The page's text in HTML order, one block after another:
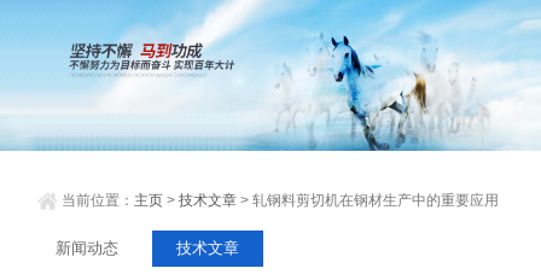
当前位置： 主页 >技术文章 > 轧钢料剪切机在钢材生产中的重要应用
新闻动态 技术文章